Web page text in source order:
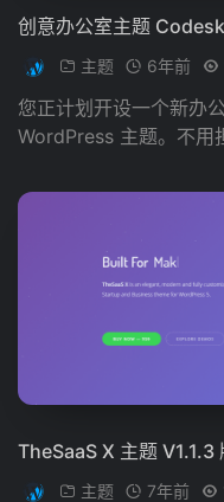
创意办公室主题
主题 6年前
您正计划开设一个新办
WordPress 主题。不
TheSaaS X 主题 V1.1.3
主题 7年前